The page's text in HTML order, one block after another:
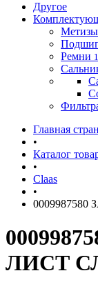
Другое
Метизы
Ремни
Главная
•
Каталог
•
Claas
•
ЛИСТ